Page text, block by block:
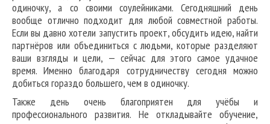
одиночку, а со своими соулейниками. Сегодняшний день
вообще отлично подходит для любой совместной работы.
Если вы давно хотели запустить проект, обсудить идею, найти
партнёров или объединиться с людьми, которые разделяют
ваши взгляды и цели, — сейчас для этого самое удачное
время. Именно благодаря сотрудничеству сегодня можно
добиться гораздо большего, чем в одиночку.
Также день очень благоприятен для учёбы и
профессионального развития. Не откладывайте обучение,